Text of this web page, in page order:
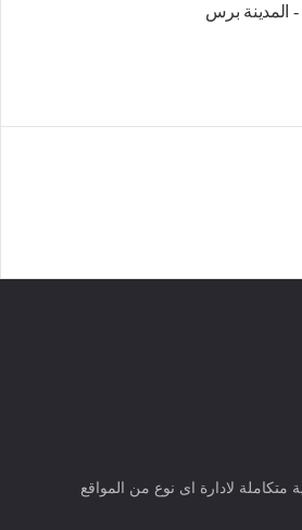
- المدينة برس
متكاملة لادارة اى نوع من المواقع